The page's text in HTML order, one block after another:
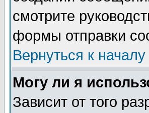
смотрите
формы отправки
Вернуться к началу
Могу ли я
Зависит от того